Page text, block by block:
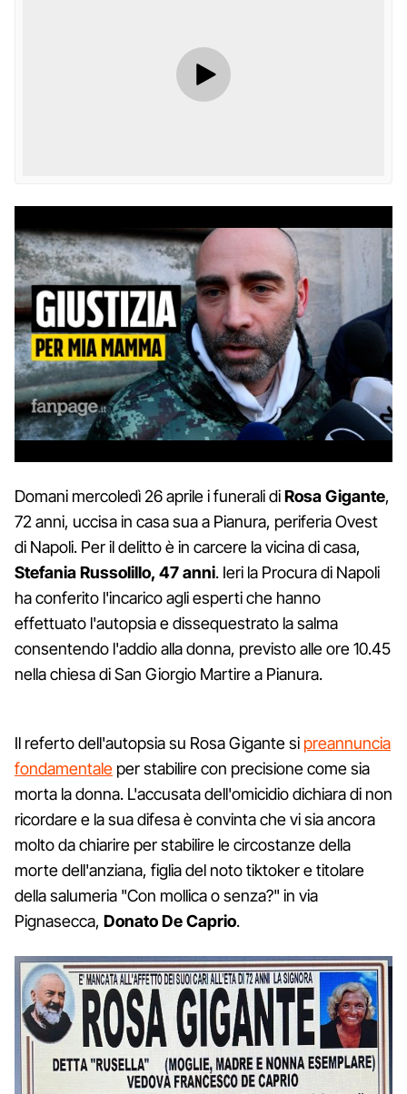
Domani mercoledì 26 aprile i funerali diRosa Gigante,
72 anni, uccisa in casa sua a Pianura, periferia Ovest
di Napoli. Per il delitto è in carcere la vicina di casa,
Stefania Russolillo, 47 anni. Ieri la Procura di Napoli
ha conferito l'incarico agli esperti che hanno
effettuato l'autopsia e dissequestrato la salma
consentendo l'addio alla donna, previsto alle ore 10.45
nella chiesa di San Giorgio Martire a Pianura.
Il referto dell'autopsia su Rosa Gigante si preannuncia
fondamentale per stabilire con precisione come sia
morta la donna. L'accusata dell'omicidio dichiara di non
ricordare e la sua difesa è convinta che vi sia ancora
molto da chiarire per stabilire le circostanze della
morte dell'anziana, figlia del noto tiktoker e titolare
della salumeria "Con mollica o senza?" in via
Pignasecca, Donato De Caprio.